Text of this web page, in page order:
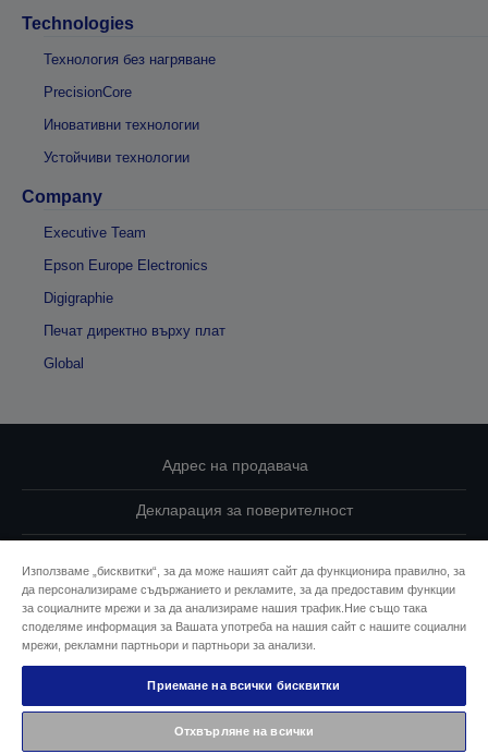
Technologies
Технология без нагряване
PrecisionCore
Иновативни технологии
Устойчиви технологии
Company
Executive Team
Epson Europe Electronics
Digigraphie
Печат директно върху плат
Global
Адрес на продавача
Декларация за поверителност
Свържете се с нас за Вашите данни
Информация за бисквитките
Ангажимент за достъпност на Epson
Използваме „бисквитки“, за да може нашият сайт да функционира правилно, за
да персонализираме съдържанието и рекламите, за да предоставим функции
за социалните мрежи и за да анализираме нашия трафик.Ние също така
споделяме информация за Вашата употреба на нашия сайт с нашите социални
мрежи, рекламни партньори и партньори за анализи.
Приемане на всички бисквитки
Отхвърляне на всички